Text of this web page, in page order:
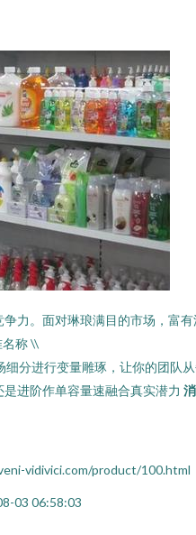
力。面对琳琅满目的市场，富
称 \\
分进行变量雕琢，让你的团队
进阶作单容量速融合真实潜力
vidivici.com/product/100.html
03 06:58:03